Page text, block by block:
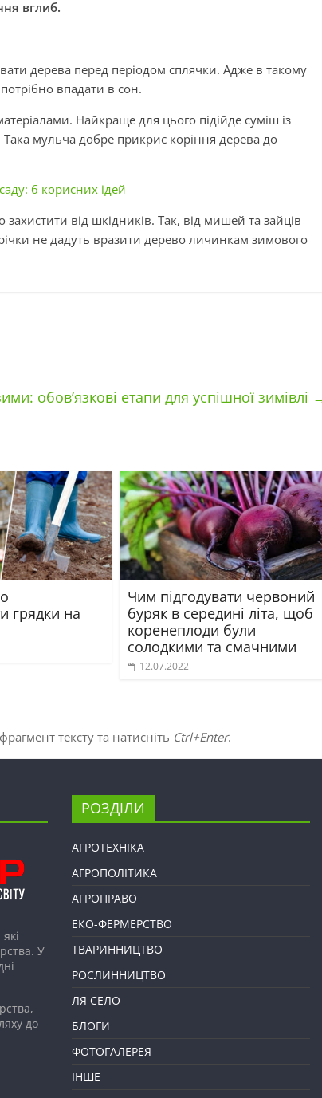
вглиб.
дерева перед періодом сплячки. Адже в такому
впадати в сон.
Найкраще для цього підійде суміш із
мульча добре прикриє коріння дерева до
6 корисних ідей
від шкідників. Так, від мишей та зайців
не дадуть вразити дерево личинкам зимового
обов’язкові етапи для успішної зимівлі
грядки на
Чим підгодувати червоний
буряк в середині літа, щоб
коренеплоди були
солодкими та смачними
12.07.2022
тексту та натисніть Ctrl+Enter.
У
до
РОЗДІЛИ
АГРОТЕХНІКА
АГРОПОЛІТИКА
АГРОПРАВО
ЕКО-ФЕРМЕРСТВО
ТВАРИННИЦТВО
РОСЛИННИЦТВО
ЛЯ СЕЛО
БЛОГИ
ФОТОГАЛЕРЕЯ
ІНШЕ